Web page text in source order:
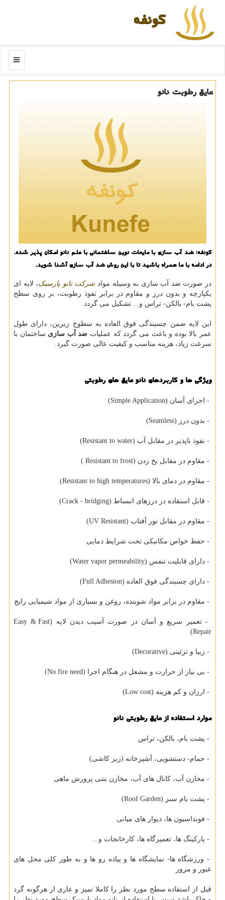
كونفه
منو
عایق رطوبت نانو
كونفه: ضد آب سازی با مایعات نوین ساختمانی با علم نانو امكان پذیر شده.
در ادامه با ما همراه باشید تا با این روش ضد آب سازی آشنا شوید.
در صورت ضد آب سازی به وسیله مواد شرکت نانو پارسیک، لایه ای
یکپارچه و بدون درز و مقاوم در برابر نفوذ رطوبت، بر روی سطح
پشت بام- بالکن- تراس و... تشکیل می گردد.
این لایه ضمن چسبندگی فوق العاده به سطوح زیرین، دارای طول
عمر بالا بوده و باعث می گردد که عملیات ضد آب سازی ساختمان با
سرعت زیاد، هزینه مناسب و کیفیت عالی صورت گیرد.
ویژگی ها و کاربردهای نانو عایق های رطوبتی
- اجرای آسان (Simple Application)
- بدون درز (Seamless)
- نفوذ ناپذیر در مقابل آب (Resistant to water)
- مقاوم در مقابل یخ زدن (Resistant to frost )
- مقاوم در دمای بالا (Resistant to high temperatures)
- قابل استفاده در درزهای انبساط (Crack - bridging)
- مقاوم در مقابل نور آفتاب (UV Resistant)
- حفظ خواص مکانیکی تحت شرایط دمایی
- دارای قابلیت تنفس (Water vapor permeability)
- دارای چسبندگی فوق العاده (Full Adhesion)
- مقاوم در برابر مواد شوینده، روغن و بسیاری از مواد شیمیایی رایج
- تعمیر سریع و آسان در صورت آسیب دیدن لایه (Easy & Fast
Repair)
- زیبا و تزئینی (Decorative)
- بی نیاز از حرارت و مشعل در هنگام اجرا (No fire need)
- ارزان و کم هزینه (Low cost)
موارد استفاده از عایق رطوبتی نانو
- پشت بام، بالکن، تراس
- حمام- دستشویی، آشپزخانه (زیر کاشی)
- مخازن آب، کانال های آب، مخازن بتنی پرورش ماهی
- پشت بام سبز (Roof Garden)
- فونداسیون ها، دیوار های میانی
- پارکینگ ها، تعمیرگاه ها، کارخانجات و...
- ورزشگاه ها- نمایشگاه ها و پیاده رو ها و به طور کلی محل های
عبور و مرور
قبل از استفاده سطح مورد نظر را کاملا تمیز و عاری از هرگونه گرد